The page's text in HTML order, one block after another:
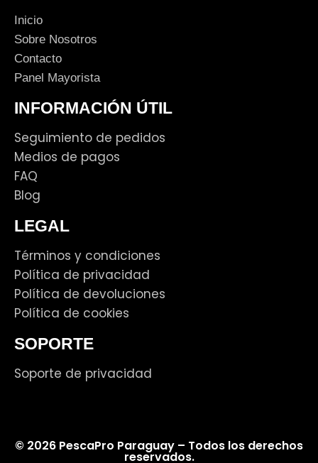
Inicio
Sobre Nosotros
Contacto
Panel Mayorista
INFORMACIÓN ÚTIL
Seguimiento de pedidos
Medios de pagos
FAQ
Blog
LEGAL
Términos y condiciones
Política de privacidad
Política de devoluciones
Política de cookies
SOPORTE
Soporte de privacidad
© 2026 PescaPro Paraguay – Todos los derechos
reservados.